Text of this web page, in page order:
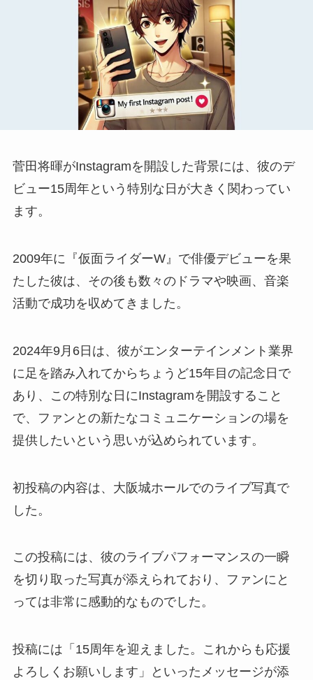
菅田将暉がInstagramを開設した背景には、彼のデ
ビュー15周年という特別な日が大きく関わってい
ます。
2009年に『仮面ライダーW』で俳優デビューを果
たした彼は、その後も数々のドラマや映画、音楽
活動で成功を収めてきました。
2024年9月6日は、彼がエンターテインメント業界
に足を踏み入れてからちょうど15年目の記念日で
あり、この特別な日にInstagramを開設すること
で、ファンとの新たなコミュニケーションの場を
提供したいという思いが込められています。
初投稿の内容は、大阪城ホールでのライブ写真で
した。
この投稿には、彼のライブパフォーマンスの一瞬
を切り取った写真が添えられており、ファンにと
っては非常に感動的なものでした。
投稿には「15周年を迎えました。これからも応援
よろしくお願いします」といったメッセージが添